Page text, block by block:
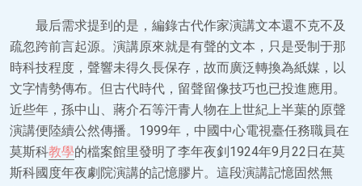
最后需求提到的是，編錄古代作家演講文本還不克不及
疏忽跨前言起源。演講原來就是有聲的文本，只是受制于那
時科技程度，聲響未得久長保存，故而廣泛轉換為紙媒，以
文字情勢傳布。但古代時代，留聲留像技巧也已投進應用。
近些年，孫中山、蔣介石等汗青人物在上世紀上半葉的原聲
演講便陸續公然傳播。1999年，中國中心電視臺任務職員在
莫斯科教學的檔案館里發明了李年夜釗1924年9月22日在莫
斯科國度年夜劇院演講的記憶膠片。這段演講記憶固然無